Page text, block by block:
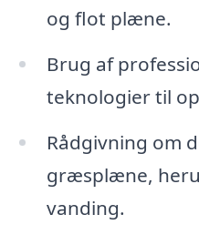
og flot plæne.
Brug af
teknologier til
Rådgivning om
græsplæne,
vanding.